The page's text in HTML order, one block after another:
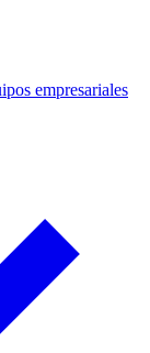
empresariales